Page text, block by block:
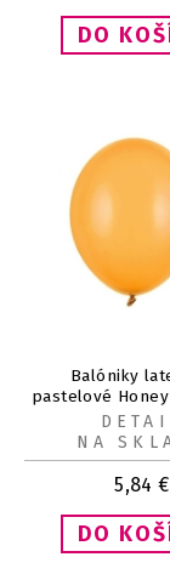
Balóniky
pastelové Honey
ks
5,84 €
NA